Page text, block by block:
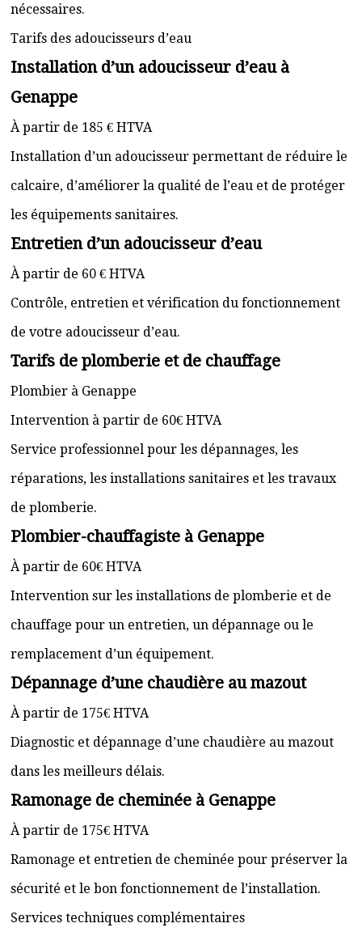
nécessaires.
Tarifs des adoucisseurs d’eau
Installation d’un adoucisseur d’eau à
Genappe
À partir de 185 € HTVA
Installation d’un adoucisseur permettant de réduire le
calcaire, d’améliorer la qualité de l’eau et de protéger
les équipements sanitaires.
Entretien d’un adoucisseur d’eau
À partir de 60 € HTVA
Contrôle, entretien et vérification du fonctionnement
de votre adoucisseur d’eau.
Tarifs de plomberie et de chauffage
Plombier à Genappe
Intervention à partir de 60€ HTVA
Service professionnel pour les dépannages, les
réparations, les installations sanitaires et les travaux
de plomberie.
Plombier-chauffagiste à Genappe
À partir de 60€ HTVA
Intervention sur les installations de plomberie et de
chauffage pour un entretien, un dépannage ou le
remplacement d’un équipement.
Dépannage d’une chaudière au mazout
À partir de 175€ HTVA
Diagnostic et dépannage d’une chaudière au mazout
dans les meilleurs délais.
Ramonage de cheminée à Genappe
À partir de 175€ HTVA
Ramonage et entretien de cheminée pour préserver la
sécurité et le bon fonctionnement de l’installation.
Services techniques complémentaires